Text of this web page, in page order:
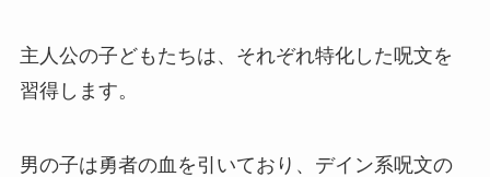
主人公の子どもたちは、それぞれ特化した呪文を
習得します。
男の子は勇者の血を引いており、デイン系呪文の